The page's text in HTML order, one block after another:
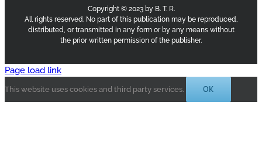
Copyright © 2023 by B. T. R.
All rights reserved. No part of this publication may be reproduced,
distributed, or transmitted in any form or by any means without
the prior written permission of the publisher.
Page load link
This website uses cookies and third party services. OK